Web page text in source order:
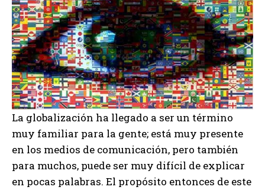
La globalización ha llegado a ser un término
muy familiar para la gente; está muy presente
en los medios de comunicación, pero también
para muchos, puede ser muy difícil de explicar
en pocas palabras. El propósito entonces de este